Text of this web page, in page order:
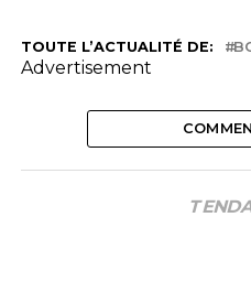
TOUTE L’ACTUALITÉ DE:
Advertisement